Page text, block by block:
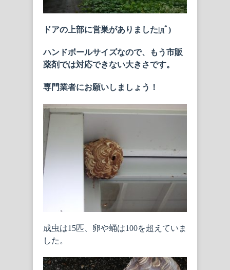
ドアの上部に営巣がありました|дﾟ)
ハンドボールサイズなので、もう市販
薬剤では対応できない大きさです。
専門業者にお願いしましょう！
成虫は15匹、卵や蛹は100を超えていま
した。